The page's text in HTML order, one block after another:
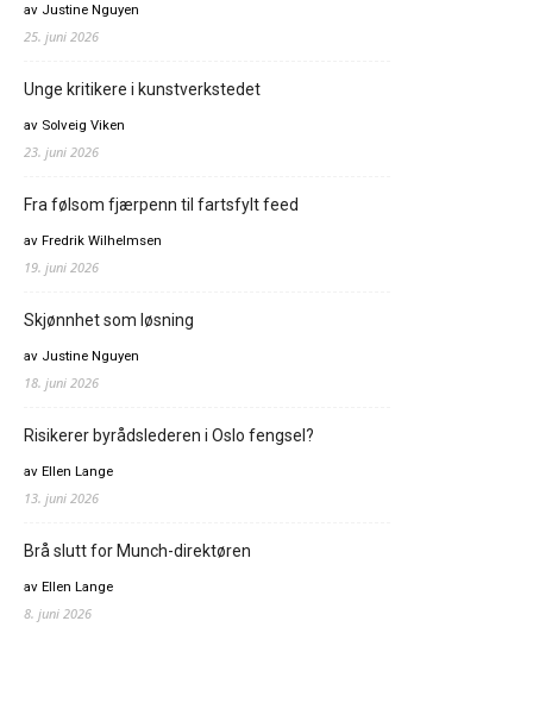
av Justine Nguyen
25. juni 2026
Unge kritikere i kunstverkstedet
av Solveig Viken
23. juni 2026
Fra følsom fjærpenn til fartsfylt feed
av Fredrik Wilhelmsen
19. juni 2026
Skjønnhet som løsning
av Justine Nguyen
18. juni 2026
Risikerer byrådslederen i Oslo fengsel?
av Ellen Lange
13. juni 2026
Brå slutt for Munch-direktøren
av Ellen Lange
8. juni 2026